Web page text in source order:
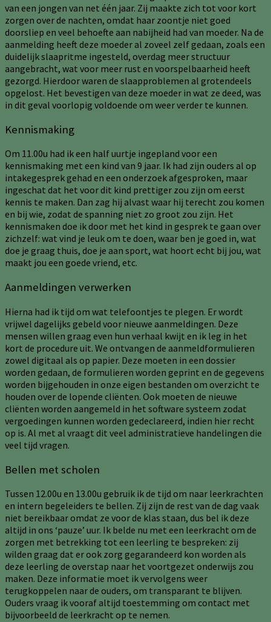
van een jongen van net één jaar. Zij maakte zich tot voor kort
zorgen over de nachten, omdat haar zoontje niet goed
doorsliep en veel behoefte aan nabijheid had van moeder. Na de
aanmelding heeft deze moeder al zoveel zelf gedaan, zoals een
duidelijk slaapritme ingesteld, overdag meer structuur
aangebracht, wat voor meer rust en voorspelbaarheid heeft
gezorgd. Hierdoor waren de slaapproblemen al grotendeels
opgelost. Het bevestigen van deze moeder in wat ze deed, was
in dit geval voorlopig voldoende om weer verder te kunnen.
Kennismaking
Om 11.00u had ik een half uurtje ingepland voor een
kennismaking met een kind van 9 jaar. Ik had zijn ouders al op
intakegesprek gehad en een onderzoek afgesproken, maar
ingeschat dat het voor dit kind prettiger zou zijn om eerst
kennis te maken. Dan zag hij alvast waar hij terecht zou komen
en bij wie, zodat de spanning niet zo groot zou zijn. Het
kennismaken doe ik door met het kind in gesprek te gaan over
zichzelf: wat vind je leuk om te doen, waar ben je goed in, wat
doe je graag thuis, doe je aan sport, wat hoort echt bij jou, wat
maakt jou een goede vriend, etc.
Aanmeldingen verwerken
Hierna had ik tijd om wat telefoontjes te plegen. Er wordt
vrijwel dagelijks gebeld voor nieuwe aanmeldingen. Deze
mensen willen graag even hun verhaal kwijt en ik leg in het
kort de procedure uit. We ontvangen de aanmeldformulieren
zowel digitaal als op papier. Deze moeten in een dossier
worden gedaan, de formulieren worden geprint en de gegevens
worden bijgehouden in onze eigen bestanden om overzicht te
houden over de lopende cliënten. Ook moeten de nieuwe
cliënten worden aangemeld in het software systeem zodat
vergoedingen kunnen worden gedeclareerd, indien hier recht
op is. Al met al vraagt dit veel administratieve handelingen die
veel tijd vragen.
Bellen met scholen
Tussen 12.00u en 13.00u gebruik ik de tijd om naar leerkrachten
en intern begeleiders te bellen. Zij zijn de rest van de dag vaak
niet bereikbaar omdat ze voor de klas staan, dus bel ik deze
altijd in ons ‘pauze’ uur. Ik belde nu met een leerkracht om de
zorgen met betrekking tot een leerling te bespreken: zij
wilden graag dat er ook zorg gegarandeerd kon worden als
deze leerling de overstap naar het voortgezet onderwijs zou
maken. Deze informatie moet ik vervolgens weer
terugkoppelen naar de ouders, om transparant te blijven.
Ouders vraag ik vooraf altijd toestemming om contact met
bijvoorbeeld de leerkracht op te nemen.